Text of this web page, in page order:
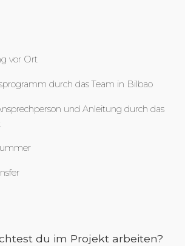
vor Ort
durch das Team in Bilbao
und Anleitung durch das
du im Projekt arbeiten?